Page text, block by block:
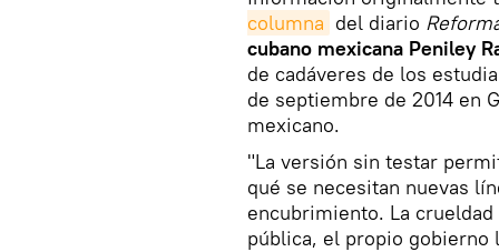
columna del diario
cubano mexicana Peniley
de cadáveres de los
de septiembre de 2014 en
mexicano.
"La versión sin testar
qué se necesitan nuevas
encubrimiento. La
pública, el propio gobierno